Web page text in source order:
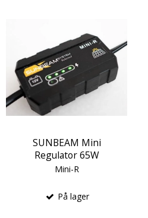
SUNBEAM Mini
Regulator 65W
Mini-R
På lager